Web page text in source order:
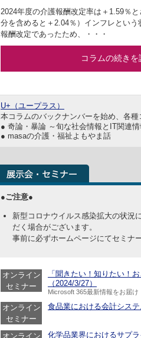
2024年度の介護報酬改定率は＋1.59％
分を含めると＋2.04％）インフレとい
報酬改定であったため、・・・
コラムの続き
U+（ユープラス）
本コラムのバックナンバーを始め、各
● 奇論・暴論 ～旬な社会情報とIT関連
● masaの介護・福祉よもやま話
●ご注意●
新型コロナウイルス感染拡大の状況
だく場合がございます。
事前に必ずホームページにてセミナ
オンライン
セミナー
「聞きたい！知りたい！
（2024/3/27）
Microsoft 365最新情報をお届け
オンライン
セミナー
食品業における会計シス
オンライン 化学品業界におけるサプ